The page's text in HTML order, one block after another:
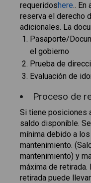
requeridoshere.. En
reserva el derecho
adicionales. La
Pasaporte/
el gobierno
Prueba de
Evaluación de
Proceso de
Si tiene posiciones
saldo disponible.
mínima debido a
mantenimiento.
mantenimiento) y
máxima de
retirada puede